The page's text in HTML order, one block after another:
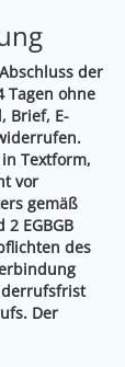
der
Tagen ohne
Brief, E-
Textform,
vor
gemäß
EGBGB
des
Der